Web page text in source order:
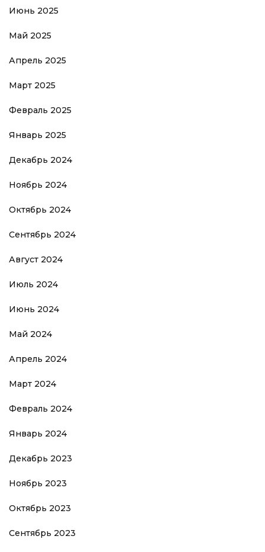
Июнь 2025
Май 2025
Апрель 2025
Март 2025
Февраль 2025
Январь 2025
Декабрь 2024
Ноябрь 2024
Октябрь 2024
Сентябрь 2024
Август 2024
Июль 2024
Июнь 2024
Май 2024
Апрель 2024
Март 2024
Февраль 2024
Январь 2024
Декабрь 2023
Ноябрь 2023
Октябрь 2023
Сентябрь 2023